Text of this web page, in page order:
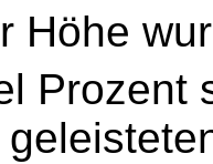
Höhe
Prozent